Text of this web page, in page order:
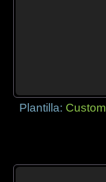
Plantilla: Custom